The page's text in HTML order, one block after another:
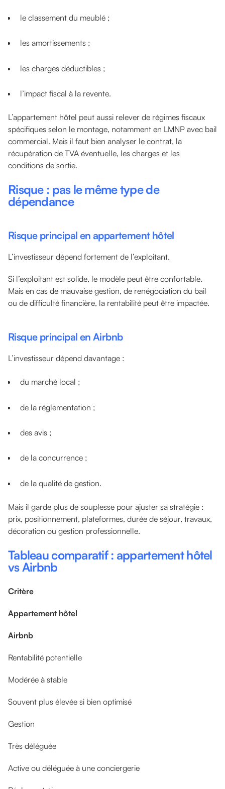
le classement du meublé ;
les amortissements ;
les charges déductibles ;
l’impact fiscal à la revente.
L’appartement hôtel peut aussi relever de régimes fiscaux
spécifiques selon le montage, notamment en LMNP avec bail
commercial. Mais il faut bien analyser le contrat, la
récupération de TVA éventuelle, les charges et les
conditions de sortie.
Risque : pas le même type de
dépendance
Risque principal en appartement hôtel
L’investisseur dépend fortement de l’exploitant.
Si l’exploitant est solide, le modèle peut être confortable.
Mais en cas de mauvaise gestion, de renégociation du bail
ou de difficulté financière, la rentabilité peut être impactée.
Risque principal en Airbnb
L’investisseur dépend davantage :
du marché local ;
de la réglementation ;
des avis ;
de la concurrence ;
de la qualité de gestion.
Mais il garde plus de souplesse pour ajuster sa stratégie :
prix, positionnement, plateformes, durée de séjour, travaux,
décoration ou gestion professionnelle.
Tableau comparatif : appartement hôtel
vs Airbnb
Critère
Appartement hôtel
Airbnb
Rentabilité potentielle
Modérée à stable
Souvent plus élevée si bien optimisé
Gestion
Très déléguée
Active ou déléguée à une conciergerie